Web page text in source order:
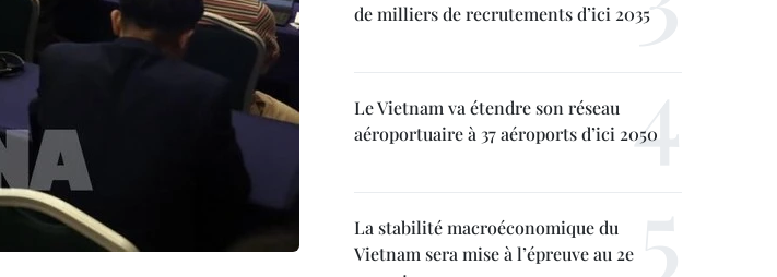
de milliers de recrutements d’ici 2035
Le Vietnam va étendre son réseau
aéroportuaire à 37 aéroports d’ici 2050
La stabilité macroéconomique du
Vietnam sera mise à l’épreuve au 2e